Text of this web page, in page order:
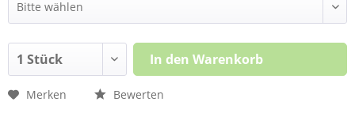
In den Warenkorb
Merken Bewerten